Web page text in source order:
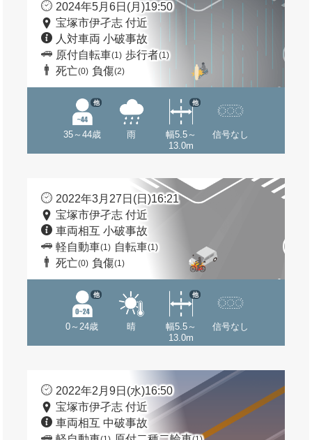
2024年5月6日(月)19:50
宝塚市伊孑志 付近
人対車両 小破事故
原付自転車(1) 歩行者(1)
死亡(0) 負傷(2)
35～44歳
他
雨
幅5.5～
13.0m
他
信号なし
2022年3月27日(日)16:21
宝塚市伊孑志 付近
車両相互 小破事故
軽自動車(1) 自転車(1)
死亡(0) 負傷(1)
0～24歳
他
晴
幅5.5～
13.0m
他
信号なし
2022年2月9日(水)16:50
宝塚市伊孑志 付近
車両相互 中破事故